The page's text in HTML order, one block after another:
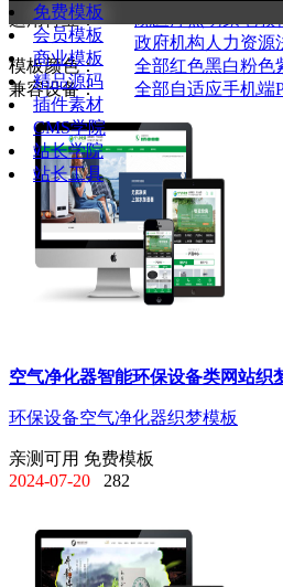
免费模板
会员模板
商业模板
精品源码
插件素材
CMS学院
站长学院
站长工具
适用行业：
政府机构 人力资源
模板颜色：
全部红色黑白粉色
兼容设备：
全部自适应手机端
空气净化器智能环保设备类网站织
环保设备空气净化器织梦模板
亲测可用 免费模板
2024-07-20
282